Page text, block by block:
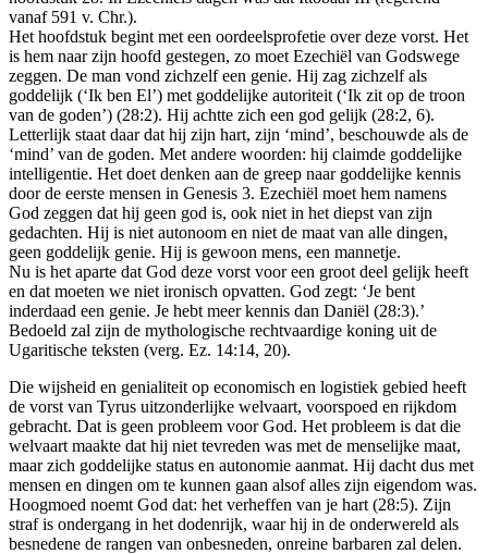
vanaf 591 v. Chr.).
Het hoofdstuk begint met een oordeelsprofetie over deze vorst. Het
is hem naar zijn hoofd gestegen, zo moet Ezechiël van Godswege
zeggen. De man vond zichzelf een genie. Hij zag zichzelf als
goddelijk (‘Ik ben El’) met goddelijke autoriteit (‘Ik zit op de troon
van de goden’) (28:2). Hij achtte zich een god gelijk (28:2, 6).
Letterlijk staat daar dat hij zijn hart, zijn ‘mind’, beschouwde als de
‘mind’ van de goden. Met andere woorden: hij claimde goddelijke
intelligentie. Het doet denken aan de greep naar goddelijke kennis
door de eerste mensen in Genesis 3. Ezechiël moet hem namens
God zeggen dat hij geen god is, ook niet in het diepst van zijn
gedachten. Hij is niet autonoom en niet de maat van alle dingen,
geen goddelijk genie. Hij is gewoon mens, een mannetje.
Nu is het aparte dat God deze vorst voor een groot deel gelijk heeft
en dat moeten we niet ironisch opvatten. God zegt: ‘Je bent
inderdaad een genie. Je hebt meer kennis dan Daniël (28:3).’
Bedoeld zal zijn de mythologische rechtvaardige koning uit de
Ugaritische teksten (verg. Ez. 14:14, 20).
Die wijsheid en genialiteit op economisch en logistiek gebied heeft
de vorst van Tyrus uitzonderlijke welvaart, voorspoed en rijkdom
gebracht. Dat is geen probleem voor God. Het probleem is dat die
welvaart maakte dat hij niet tevreden was met de menselijke maat,
maar zich goddelijke status en autonomie aanmat. Hij dacht dus met
mensen en dingen om te kunnen gaan alsof alles zijn eigendom was.
Hoogmoed noemt God dat: het verheffen van je hart (28:5). Zijn
straf is ondergang in het dodenrijk, waar hij in de onderwereld als
besnedene de rangen van onbesneden, onreine barbaren zal delen.